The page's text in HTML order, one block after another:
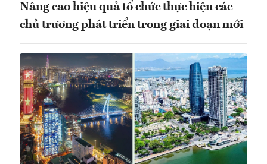
Nâng cao hiệu quả tổ chức thực hiện các
chủ trương phát triển trong giai đoạn mới